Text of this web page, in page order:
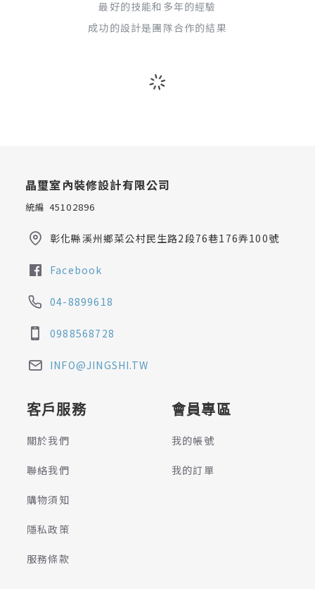
最好的技能和多年的經驗
成功的設計是團隊合作的結果
晶璽室內裝修設計有限公司
統編 45102896
彰化縣溪州鄉菜公村民生路2段76巷176弄100號
Facebook
04-8899618
0988568728
INFO@JINGSHI.TW
客戶服務
關於我們
聯絡我們
購物須知
隱私政策
服務條款
會員專區
我的帳號
我的訂單